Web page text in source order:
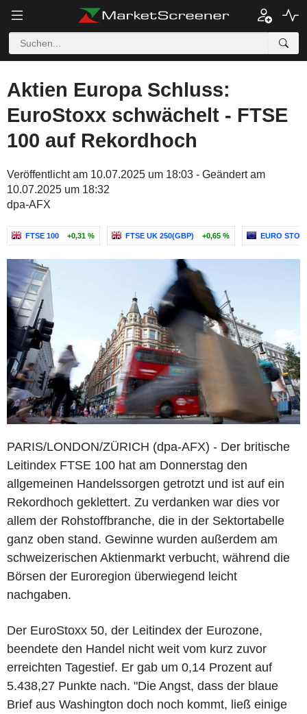
Aktien Europa Schluss:
EuroStoxx schwächelt - FTSE
100 auf Rekordhoch
Veröffentlicht am 10.07.2025 um 18:03 - Geändert am
10.07.2025 um 18:32
dpa-AFX
FTSE 100 +0,31 % FTSE UK 250(GBP) +0,65 % EURO
PARIS/LONDON/ZÜRICH (dpa-AFX) - Der britische
Leitindex FTSE 100 hat am Donnerstag den
allgemeinen Handelssorgen getrotzt und ist auf ein
Rekordhoch geklettert. Zu verdanken war dies vor
allem der Rohstoffbranche, die in der Sektortabelle
ganz oben stand. Gewinne wurden außerdem am
schweizerischen Aktienmarkt verbucht, während die
Börsen der Euroregion überwiegend leicht
nachgaben.
Der EuroStoxx 50, der Leitindex der Eurozone,
beendete den Handel nicht weit vom kurz zuvor
erreichten Tagestief. Er gab um 0,14 Prozent auf
5.438,27 Punkte nach. "Die Angst, dass der blaue
Brief aus Washington doch noch kommt, ließ einige